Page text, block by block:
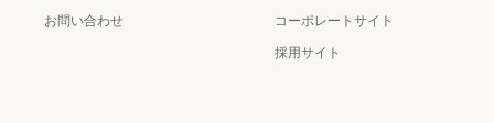
お問い合わせ
コーポレートサイト
採用サイト